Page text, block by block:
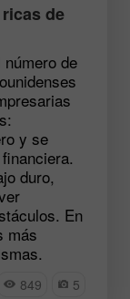
de
de
y se
duro,
En
más
849 5